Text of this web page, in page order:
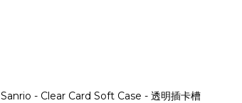
Sanrio - Clear Card Soft Case - 透明插卡槽